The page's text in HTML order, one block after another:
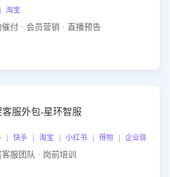
淘宝
付 · 会员营销 · 直播预告
客服外包-星环智服
| 快手 | 淘宝 | 小红书 | 得物 | 企业微信
服团队 · 岗前培训